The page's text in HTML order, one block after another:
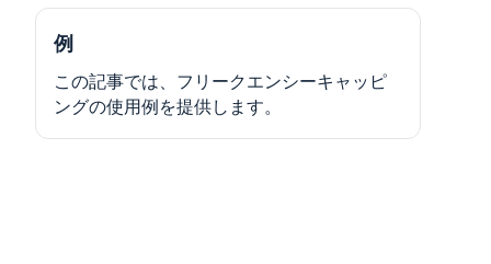
例
この記事では、フリークエンシーキャッピ
ングの使用例を提供します。